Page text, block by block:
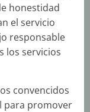
honestidad
el servicio
responsable
los servicios
convencidos
para promover